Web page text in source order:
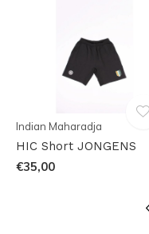
Indian Maharadja
HIC Short JONGENS
€35,00